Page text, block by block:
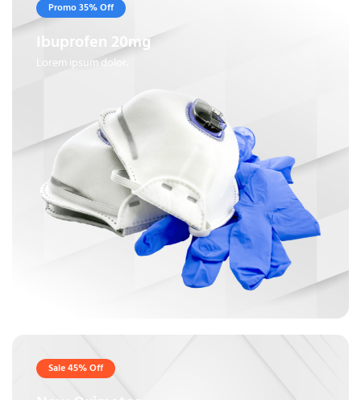
Promo 35% Off
Ibuprofen 20mg
Lorem ipsum dolor.
Sale 45% Off